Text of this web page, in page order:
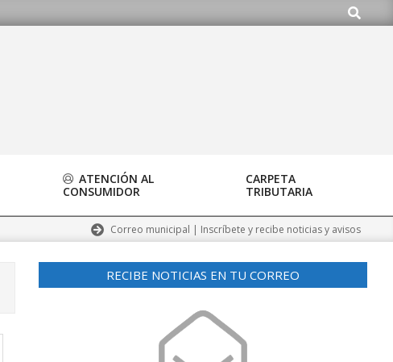
Buscar
ATENCIÓN AL
CONSUMIDOR
CARPETA
TRIBUTARIA
Correo municipal | Inscríbete y recibe noticias y avisos
RECIBE NOTICIAS EN TU CORREO